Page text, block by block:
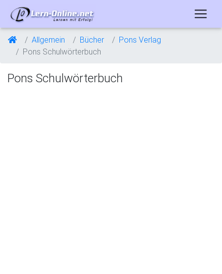
Allgemein Bücher
Pons Verlag
Pons Schulwörterbuch
Pons Schulwörterbuch